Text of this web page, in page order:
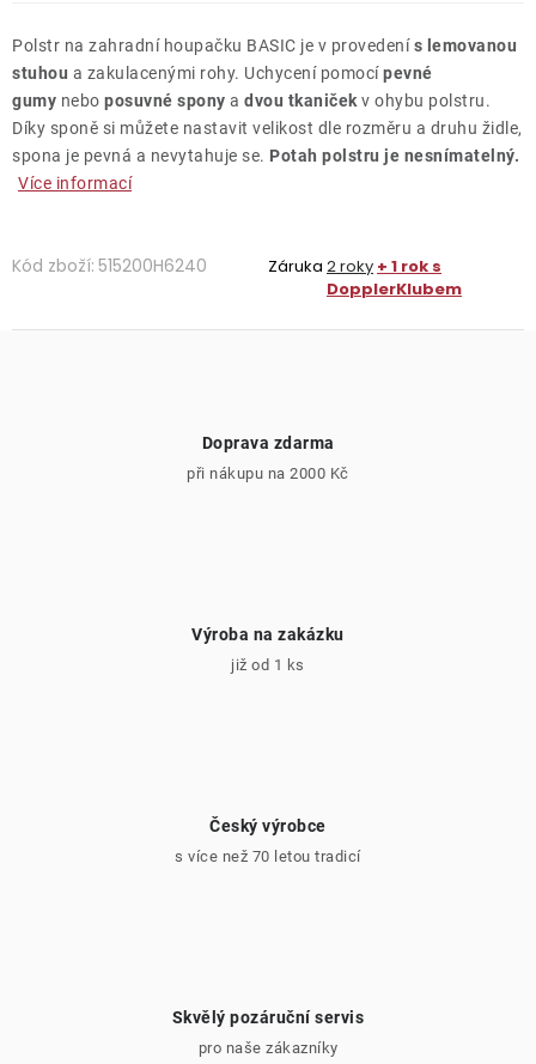
Polstr na zahradní houpačku BASIC je v provedenís lemovanou
stuhou a zakulacenými rohy. Uchycení pomocípevné
gumy nebo posuvné spony a dvou tkaniček v ohybu polstru.
Díky sponě si můžete nastavit velikost dle rozměru a druhu židle,
spona je pevná a nevytahuje se. Potah polstru je nesnímatelný.
Více informací
Kód zboží: 515200H6240 Záruka 2 roky + 1 rok s
DopplerKlubem
Doprava zdarma
při nákupu na 2000 Kč
Výroba na zakázku
již od 1 ks
Český výrobce
s více než 70 letou tradicí
Skvělý pozáruční servis
pro naše zákazníky